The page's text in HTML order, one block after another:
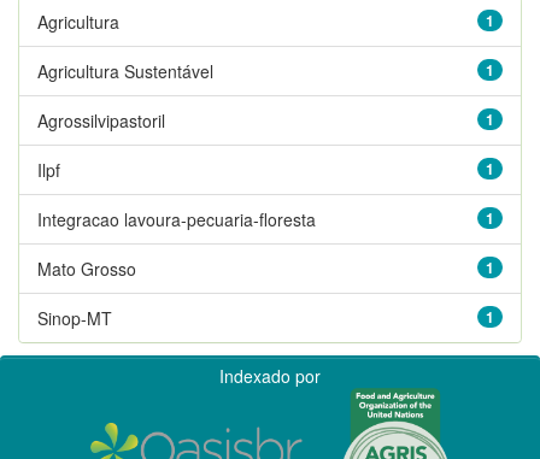
1
Agricultura
1
Agricultura Sustentável
1
Agrossilvipastoril
1
Ilpf
1
Integracao lavoura-pecuaria-floresta
1
Mato Grosso
1
Sinop-MT
Indexado por